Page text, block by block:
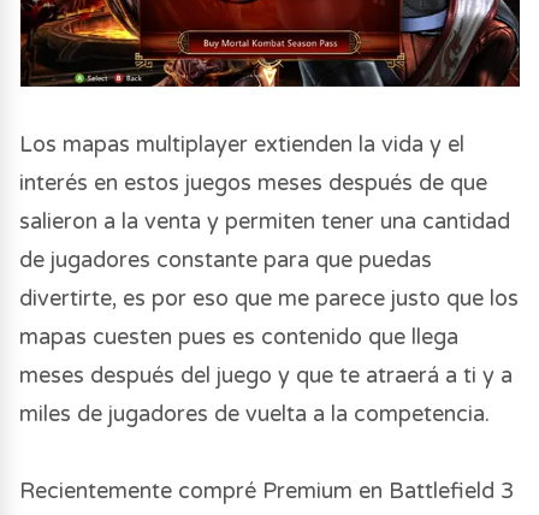
Los mapas multiplayer extienden la vida y el
interés en estos juegos meses después de que
salieron a la venta y permiten tener una cantidad
de jugadores constante para que puedas
divertirte, es por eso que me parece justo que los
mapas cuesten pues es contenido que llega
meses después del juego y que te atraerá a ti y a
miles de jugadores de vuelta a la competencia.
Recientemente compré Premium en Battlefield 3